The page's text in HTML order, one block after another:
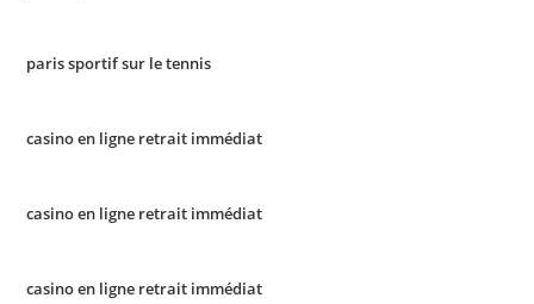
paris sportif sur le tennis
casino en ligne retrait immédiat
casino en ligne retrait immédiat
casino en ligne retrait immédiat